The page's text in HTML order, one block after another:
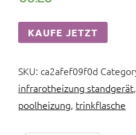
KAUFE JETZT
SKU: ca2afef09f0d
infrarotheizung standgerät,
poolheizung, trinkflasche